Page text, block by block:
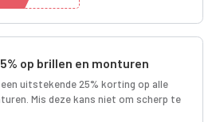
op brillen en monturen
uitstekende 25% korting op alle
Mis deze kans niet om scherp te